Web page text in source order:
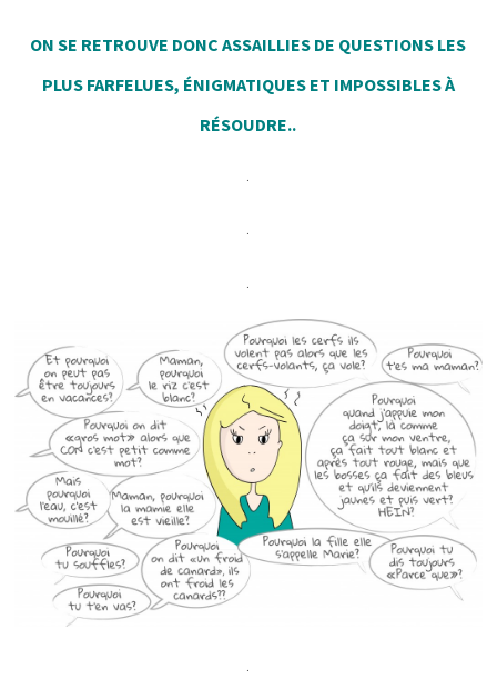
ON SE RETROUVE DONC ASSAILLIES DE QUESTIONS LES
PLUS FARFELUES, ÉNIGMATIQUES ET IMPOSSIBLES À
RÉSOUDRE..